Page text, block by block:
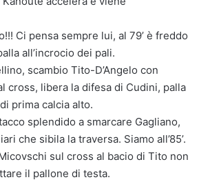
Ci pensa sempre lui, al 79’ è freddo
all’incrocio dei pali.
scambio Tito-D’Angelo con
cross, libera la difesa di Cudini, palla
prima calcia alto.
splendido a smarcare Gagliano,
che sibila la traversa. Siamo all’85’.
sul cross al bacio di Tito non
il pallone di testa.